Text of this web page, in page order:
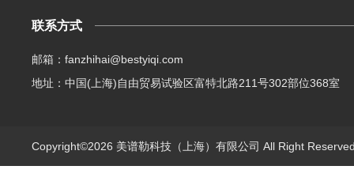
联系方式
邮箱：fanzhihai@bestyiqi.com
地址：中国(上海)自由贸易试验区富特北路211号302部位368室
Copyright©2026 美谱勒科技（上海）有限公司 All Right